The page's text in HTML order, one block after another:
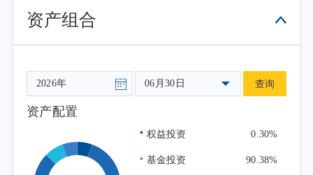
定的指数化投资策略，依据基金申赎变动等情
况进行日常组合管理，力求跟踪误差最小化。
资产组合
06月30日 查询
资产配置
权益投资 0.30%
基金投资 90.38%